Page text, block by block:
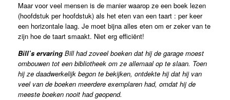
Maar voor veel mensen is de manier waarop ze een boek lezen
(hoofdstuk per hoofdstuk) als het eten van een taart : per keer
een horizontale laag. Je moet bijna alles eten om er zeker van te
zijn hoe de taart smaakt. Niet erg efficiënt!
Bill’s ervaring Bill had zoveel boeken dat hij de garage moest
ombouwen tot een bibliotheek om ze allemaal op te slaan. Toen
hij ze daadwerkelijk begon te bekijken, ontdekte hij dat hij van
veel van de boeken meerdere exemplaren had, omdat hij de
meeste boeken nooit had geopend.